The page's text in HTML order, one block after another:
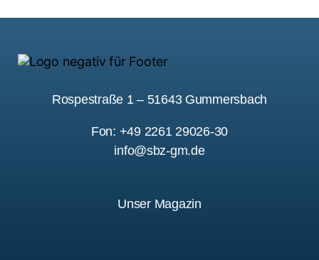
Rospestraße 1 – 51643 Gummersbach
Fon: +49 2261 29026-30
info@sbz-gm.de
Unser Magazin